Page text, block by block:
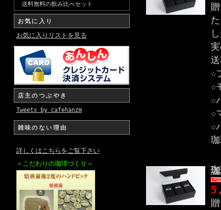
送料無料の飲み比べセット
お気に入り
お気に入りリストを見る
店主のつぶやき
Tweets by cafehanzm
雑味のない理由
詳しくはこちらをご覧下さい
＜こだわりの珈琲づくり＞
☆
☆
☆
☆
☆